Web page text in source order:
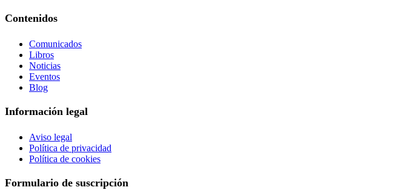
Contenidos
Comunicados
Libros
Noticias
Eventos
Blog
Información legal
Aviso legal
Política de privacidad
Política de cookies
Formulario de suscripción